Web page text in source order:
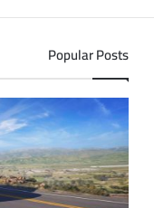
ك
ل
ل
ت
ر
و
ن
ي
Popular Posts